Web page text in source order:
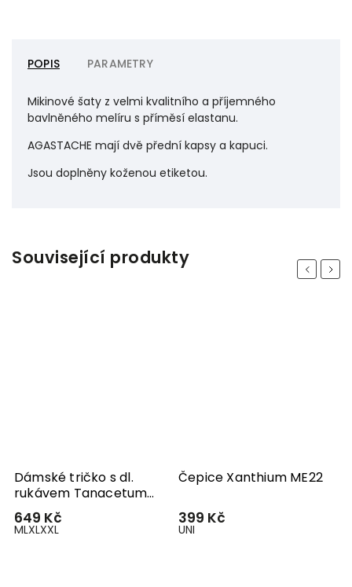
POPIS PARAMETRY
Mikinové šaty z velmi kvalitního a příjemného
bavlněného melíru s příměsí elastanu.
AGASTACHE mají dvě přední kapsy a kapuci.
Jsou doplněny koženou etiketou.
Související produkty Previous
Dámské tričko s dl.
rukávem Tanacetum
ME34
649 Kč
MLXLXXL
Čepice Xanthium ME22
399 Kč
UNI
Next